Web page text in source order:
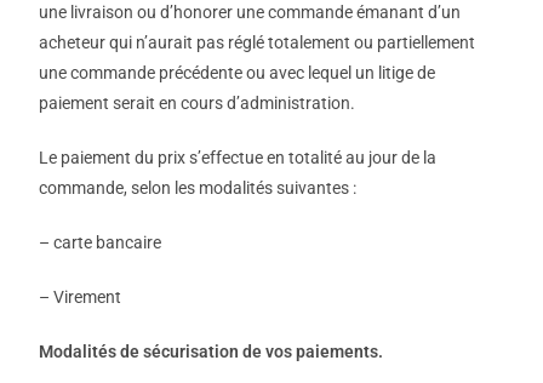
une livraison ou d’honorer une commande émanant d’un
acheteur qui n’aurait pas réglé totalement ou partiellement
une commande précédente ou avec lequel un litige de
paiement serait en cours d’administration.
Le paiement du prix s’effectue en totalité au jour de la
commande, selon les modalités suivantes :
– carte bancaire
– Virement
Modalités de sécurisation de vos paiements.